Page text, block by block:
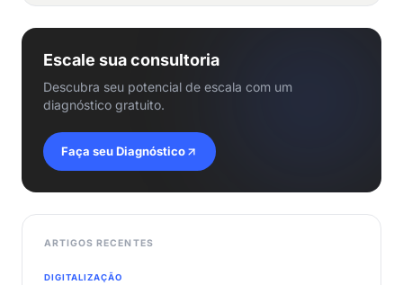
Escale sua consultoria
Descubra seu potencial de escala com um
diagnóstico gratuito.
Faça seu Diagnóstico
ARTIGOS RECENTES
DIGITALIZAÇÃO